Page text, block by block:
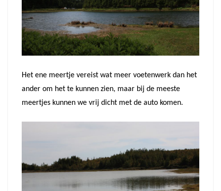
Het ene meertje vereist wat meer voetenwerk dan het
ander om het te kunnen zien, maar bij de meeste
meertjes kunnen we vrij dicht met de auto komen.